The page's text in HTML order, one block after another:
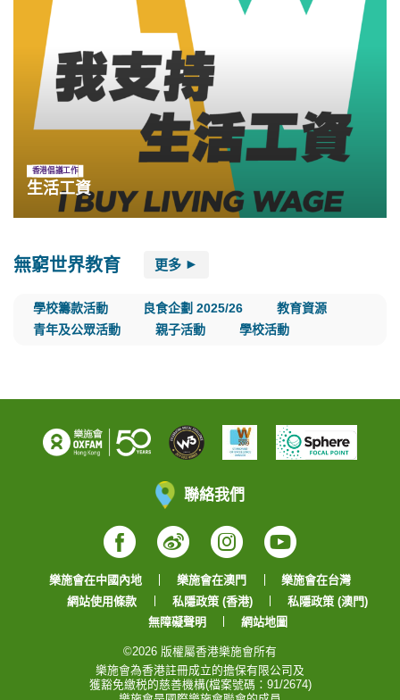
香港倡議工作
生活工資
無窮世界教育 更多
學校籌款活動 良食企劃 2025/26
教育資源
青年及公眾活動
親子活動 學校活動
聯絡我們
Facebook
WeiboInstagram
YouTube
樂施會在中國內地 樂施會在澳門
樂施會在台灣
網站使用條款
私隱政策 (香港)
私隱政策 (澳門)
無障礙聲明
網站地圖
©2026 版權屬香港樂施會所有
樂施會為香港註冊成立的擔保有限公司及
獲豁免繳税的慈善機構(檔案號碼：91/2674)